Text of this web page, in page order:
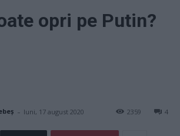
opri pe Putin?
- luni, 17 august 2020 4
2359